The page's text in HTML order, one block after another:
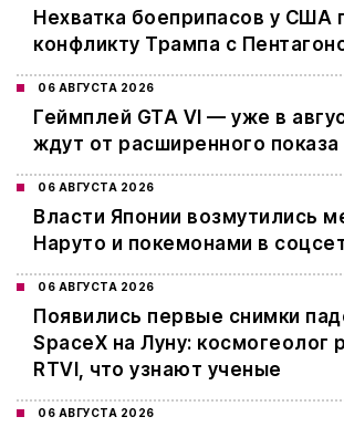
Нехватка боеприпасов у США
конфликту Трампа с
06 АВГУСТА 2026
Геймплей GTA VI — уже в
ждут от расширенного
06 АВГУСТА 2026
Власти Японии возмутились
Наруто и покемонами в
06 АВГУСТА 2026
Появились первые снимки
SpaceX на Луну: космогеолог
RTVI, что узнают ученые
06 АВГУСТА 2026